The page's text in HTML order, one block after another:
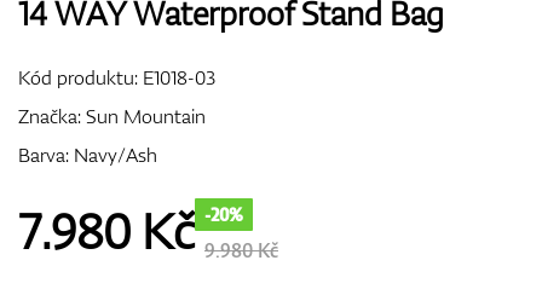
Vozíky
GPS/Dálkoměry
Doplňky
14 WAY Waterproof Stand Bag
Kód produktu: E1018-03
Značka:Sun Mountain
Barva: Navy/Ash
7.980 Kč -20%
9.980 Kč